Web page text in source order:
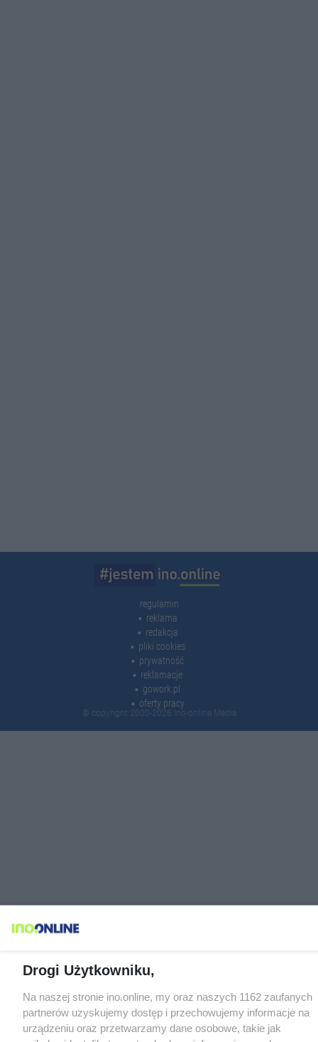
regulamin
reklama
redakcja
pliki cookies
prywatność
reklamacje
gowork.pl
oferty pracy
© copyright 2000-2026 Ino-online Media
Drogi Użytkowniku,
Na naszej stronie ino.online, my oraz naszych 1162 zaufanych
partnerów uzyskujemy dostęp i przechowujemy informacje na
urządzeniu oraz przetwarzamy dane osobowe, takie jak